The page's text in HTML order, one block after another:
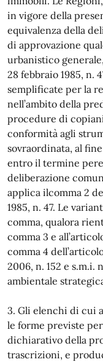
in vigore della
equivalenza della
di approvazione
urbanistico
28 febbraio 1985, n.
semplificate per la
nell’ambito della
procedure di
conformità agli
sovraordinata, al
entro il termine
deliberazione
applica ilcomma 2
1985, n. 47. Le
comma, qualora
comma 3 e
comma 4
2006, n. 152 e s.m.i.
ambientale
3. Gli elenchi di cui
le forme previste
dichiarativo della
trascrizioni, e